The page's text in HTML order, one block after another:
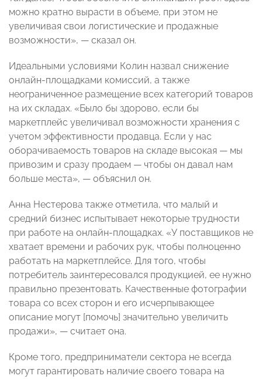
можно кратно вырасти в объеме, при этом не
увеличивая свои логистические и продажные
возможности», — сказал он.
Идеальными условиями Колин назвал снижение
онлайн-площадками комиссий, а также
неограниченное размещение всех категорий товаров
на их складах. «Было бы здорово, если бы
маркетплейс увеличивал возможности хранения с
учетом эффективности продавца. Если у нас
оборачиваемость товаров на складе высокая — мы
привозим и сразу продаем — чтобы он давал нам
больше места», — объяснил он.
Анна Нестерова также отметила, что малый и
средний бизнес испытывает некоторые трудности
при работе на онлайн-площадках. «У поставщиков не
хватает времени и рабочих рук, чтобы полноценно
работать на маркетплейсе. Для того, чтобы
потребитель заинтересовался продукцией, ее нужно
правильно презентовать. Качественные фотографии
товара со всех сторон и его исчерпывающее
описание могут [помочь] значительно увеличить
продажи», — считает она.
Кроме того, предприниматели сектора не всегда
могут гарантировать наличие своего товара на